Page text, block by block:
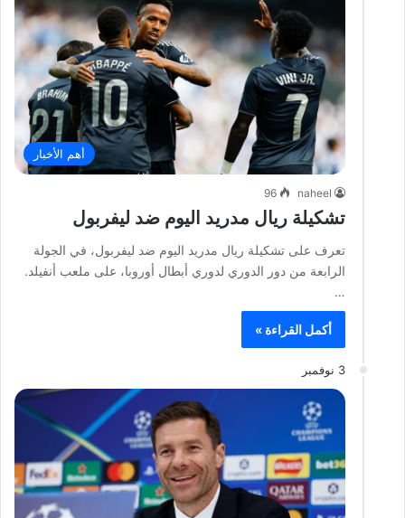
أهم الأخبار
naheel
96
تشكيلة ريال مدريد اليوم ضد ليفربول
تعرف على تشكيلة ريال مدريد اليوم ضد ليفربول، في الجولة
الرابعة من دور الدوري لدوري أبطال أوروبا، على ملعب أنفيلد.
…
أكمل القراءة »
3 نوفمبر